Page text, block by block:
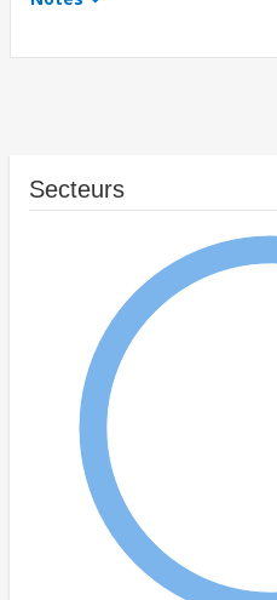
Secteurs